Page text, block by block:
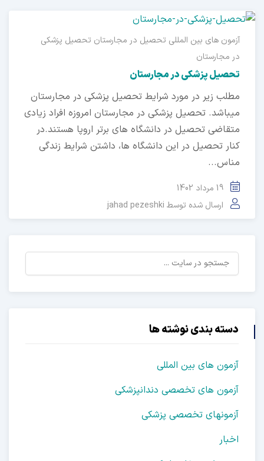
های بین المللیتحصیل در مجارستانتحصیل پزشکی
مجارستان
پزشکی در مجارستان
زیر در مورد شرایط تحصیل پزشکی در مجارستان
تحصیل پزشکی در مجارستان امروزه افراد زیادی
تحصیل در دانشگاه های برتر اروپا هستند.در
تحصیل در این دانشگاه ها، داشتن شرایط زندگی
ارسال شده توسطjahad pezeshki
بندی نوشته ها
های بین المللی
های تخصصی دندانپزشکی
تخصصی پزشکی